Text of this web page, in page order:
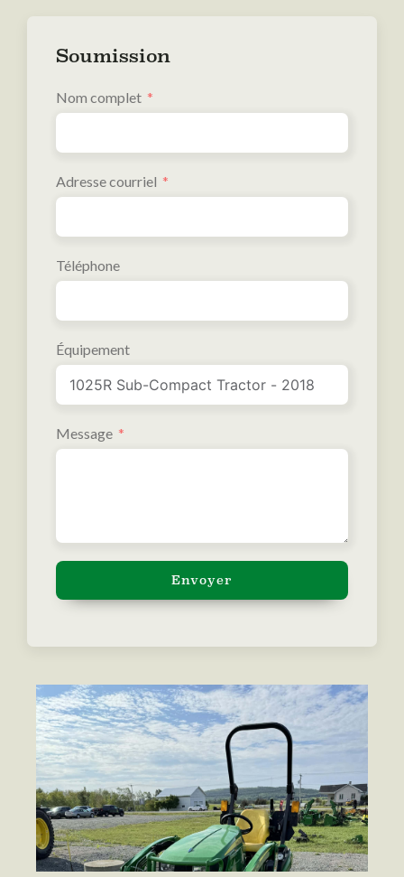
Soumission
Nom complet
Adresse courriel
Téléphone
Équipement
Message
Envoyer